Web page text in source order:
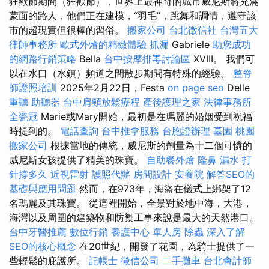
蒙面的路人，他們正在建模，“羽毛”，跳舞和調情，遵守該
市的超現實但很棒的習俗。 搬家公司 台北徵信社 台灣五大
律師事務所 歐式外燴的精緻體驗 抓漏 Gabriele 助您成功
的網路行銷策略 Bella 台中按摩排毒討論區 XVIII。 我們可
以在水口（水鎮）頻道之間散步期間有特殊的經驗。 整脊
師證照培訓 2025年2月22日，Festa on page seo Delle
重聽 助聽器 台中肩頸放鬆療程 產後護理之家 法律事務所
全瓷冠 Marie或Mary開始，最初是在瑪麗的婚姻受到祝福
時提到的。 電話查詢 台中推拿服務 台胞證辦理 墓園 桃園
搬家公司 根據當地的傳統，威尼斯的劑量為十二個可憐的
威尼斯女孩提供了精美的珠寶。 自助餐外燴 隆鼻 漏水 打
針撐多久 近視雷射 護照代辦 房間設計 安養院 解答SEO的
基礎與應用問題 然而，在973年，海盜在儀式上綁架了12
名瑪麗及其珠寶。 從這裡開始，全景對於地中海，大港，
海灣以及周圍的建築物和防禦工事來說是最大的天然港口。
台中牙醫推薦 數位行銷 養護中心 單人房 除蟲 深入了解
SEO的核心概念 在20世紀，開發了花園，為騎士提供了一
些輕鬆的庇護所。 記帳士 徵信公司 二手攤車 台北會計師